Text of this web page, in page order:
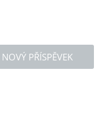
NOVÝ PŘÍSPĚVEK